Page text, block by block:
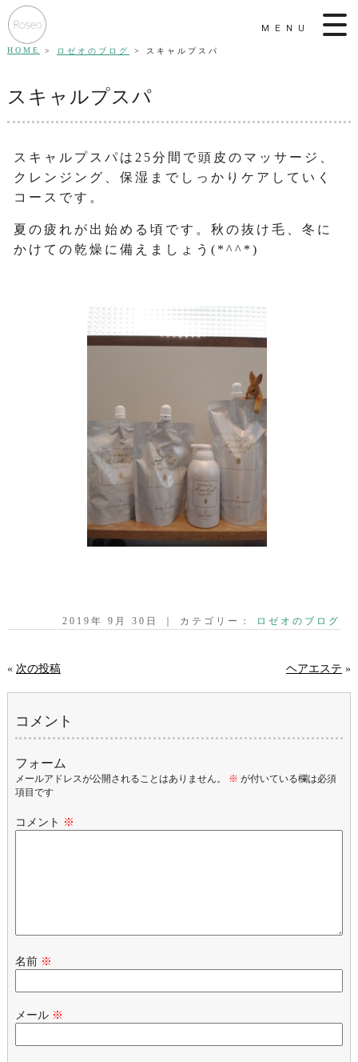
MENU
HOME ロゼオのブログ スキャルプスパ
スキャルプスパ
スキャルプスパは25分間で頭皮のマッサージ、
クレンジング、保湿までしっかりケアしていく
コースです。
夏の疲れが出始める頃です。秋の抜け毛、冬に
かけての乾燥に備えましょう(*^^*)
2019年 9月 30日 ｜ カテゴリー： ロゼオのブログ
« 次の投稿 ヘアエステ »
コメント
フォーム
メールアドレスが公開されることはありません。 ※ が付いている欄は必須
項目です
コメント ※
名前 ※
メール ※